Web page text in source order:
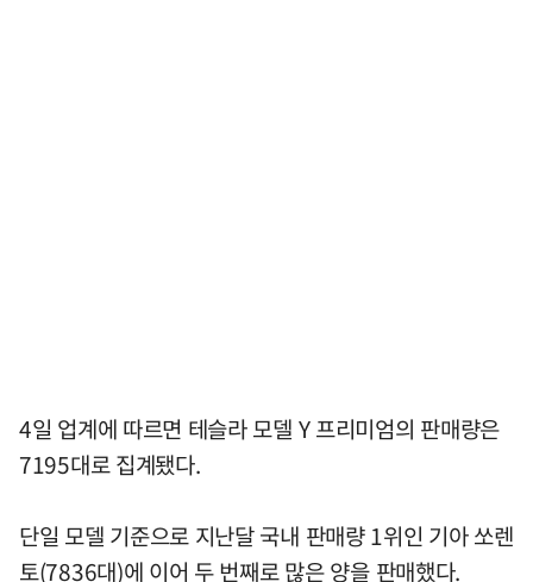
4일 업계에 따르면 테슬라 모델 Y 프리미엄의 판매량은
7195대로 집계됐다.
단일 모델 기준으로 지난달 국내 판매량 1위인 기아 쏘렌
토(7836대)에 이어 두 번째로 많은 양을 판매했다.